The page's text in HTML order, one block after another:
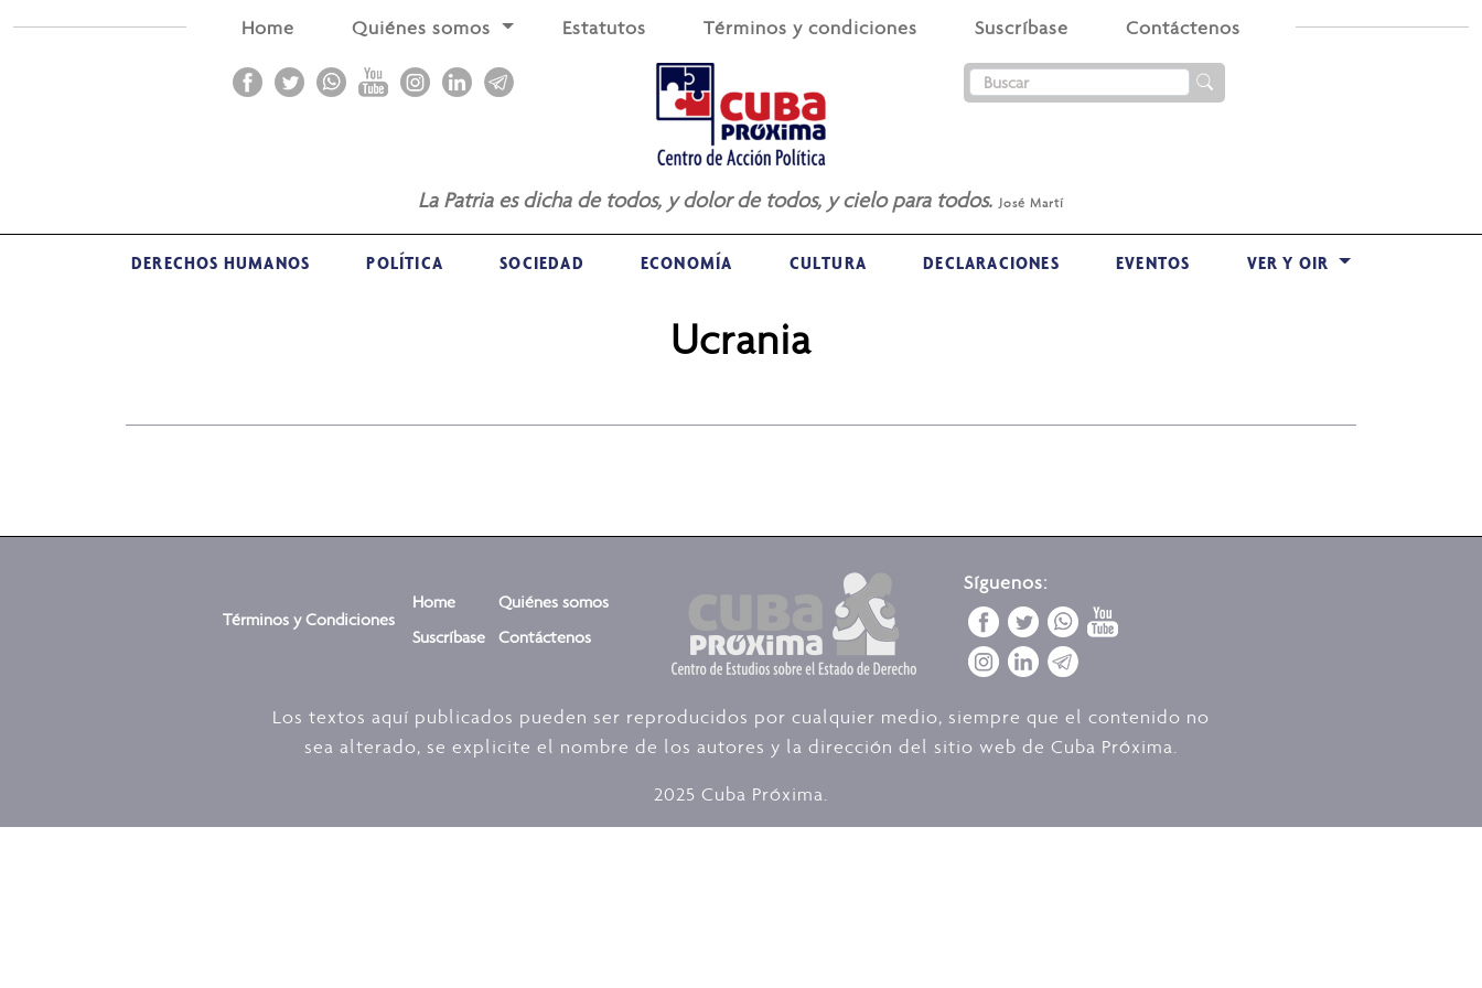
Home Quiénes somos Estatutos Términos y condiciones Suscríbase Contáctenos
La Patria es dicha de todos, y dolor de todos, y cielo para todos. José Martí
DERECHOS HUMANOS POLÍTICA SOCIEDAD ECONOMÍA CULTURA DECLARACIONES EVENTOS VER Y OIR
Ucrania
Términos y Condiciones
Home
Suscríbase
Quiénes somos
Contáctenos
Síguenos:
Los textos aquí publicados pueden ser reproducidos por cualquier medio, siempre que el contenido no
sea alterado, se explicite el nombre de los autores y la dirección del sitio web de Cuba Próxima.
2025 Cuba Próxima.